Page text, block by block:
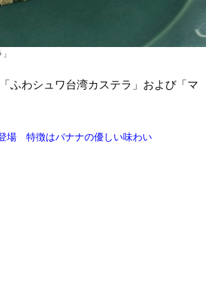
ふわシュワ台湾カステラ」および「マ
場 特徴はバナナの優しい味わい